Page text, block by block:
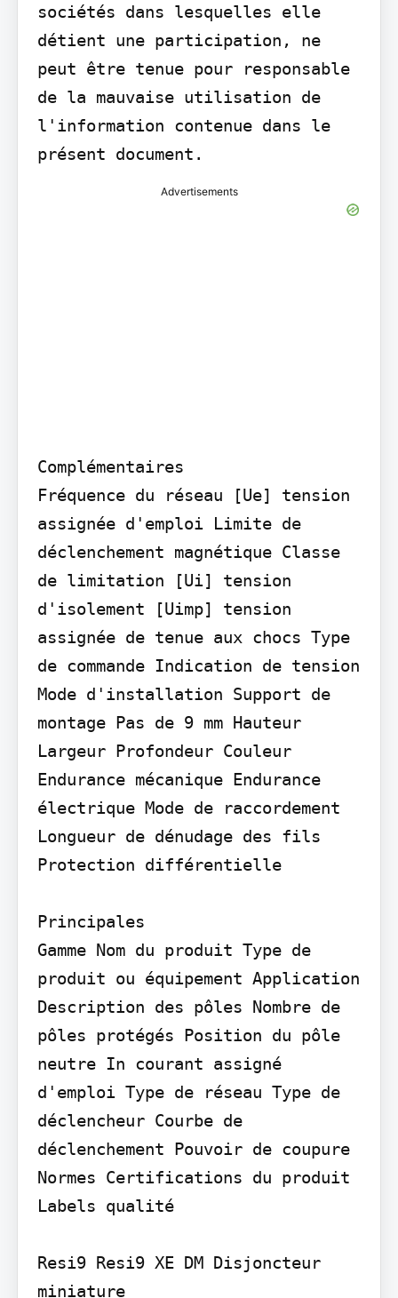
sociétés dans lesquelles elle
détient une participation, ne
peut être tenue pour responsable
de la mauvaise utilisation de
l'information contenue dans le
présent document.
Advertisements
Complémentaires
Fréquence du réseau [Ue] tension
assignée d'emploi Limite de
déclenchement magnétique Classe
de limitation [Ui] tension
d'isolement [Uimp] tension
assignée de tenue aux chocs Type
de commande Indication de tension
Mode d'installation Support de
montage Pas de 9 mm Hauteur
Largeur Profondeur Couleur
Endurance mécanique Endurance
électrique Mode de raccordement
Longueur de dénudage des fils
Protection différentielle
Principales
Gamme Nom du produit Type de
produit ou équipement Application
Description des pôles Nombre de
pôles protégés Position du pôle
neutre In courant assigné
d'emploi Type de réseau Type de
déclencheur Courbe de
déclenchement Pouvoir de coupure
Normes Certifications du produit
Labels qualité
Resi9 Resi9 XE DM Disjoncteur
miniature